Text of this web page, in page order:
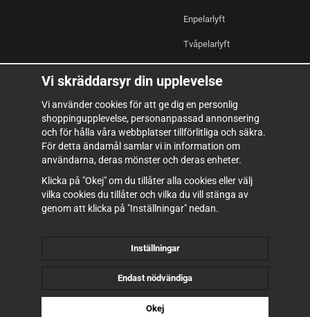
Enpelarlyft
Tvåpelarlyft
Kompressor & Pneumatik
Verkstadsutrustning
Verktyg & Inredning
Förbrukning
Drift & produktion:Wikinggruppen
Vi skräddarsyr din upplevelse
Vi använder cookies för att ge dig en personlig
shoppingupplevelse, personanpassad annonsering
och för hålla våra webbplatser tillförlitliga och säkra.
För detta ändamål samlar vi in information om
användarna, deras mönster och deras enheter.
Klicka på "Okej" om du tillåter alla cookies eller välj
vilka cookies du tillåter och vilka du vill stänga av
genom att klicka på "Inställningar" nedan.
Inställningar
Endast nödvändiga
Okej